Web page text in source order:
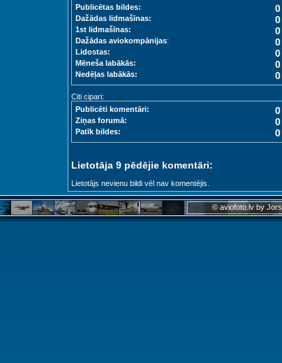
Publicētas bildes:
0
Dažādas lidmašīnas: 0
1st lidmašīnas: 0
Dažādas aviokompānijas: 0
Lidostas: 0
Mēneša labākās: 0
Nedēļas labākās: 0
Citi cipari:
Publicēti komentāri:
0
Ziņas forumā: 0
Patīk bildes: 0
Lietotāja 9 pēdējie komentāri:
Lietotājs nevienu bildi vēl nav komentējis.
© aviofoto.lv by